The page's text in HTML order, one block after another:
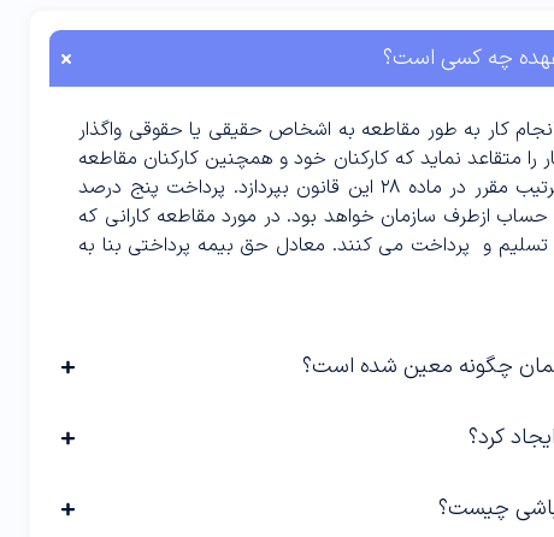
عهده چه کسی است؟
کار به طور مقاطعه به اشخاص حقیقى یا حقوقى واگذار
را متقاعد نماید که کارکنان خود و همچنین کارکنان مقاطعه
مقرر در ماده ۲۸این قانون بپردازد. پرداخت پنج درصد
حساب ازطرف سازمان خواهد بود. در مورد مقاطعه کارانى که
و پرداخت مى کنند. معادل حق بیمه پرداختی بنا به
چگونه معین شده است؟
کرد؟
باشی چیست؟